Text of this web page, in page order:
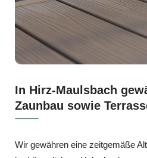
In Hirz-Maulsbach
Zaunbau sowie
Wir gewähren eine zeitgemäße